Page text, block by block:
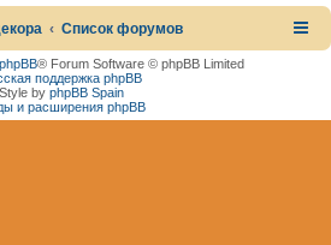
Список форумов
phpBB® Forum Software © phpBB Limited
поддержка phpBB
Style by phpBB Spain
и расширения phpBB